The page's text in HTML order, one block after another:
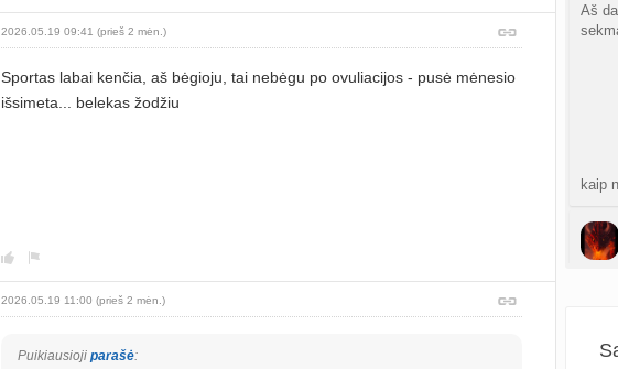
2026.05.19 09:41 (prieš 2 mėn.)
Sportas labai kenčia, aš bėgioju, tai nebėgu po ovuliacijos - pusė mėnesio
išsimeta... belekas žodžiu
2026.05.19 11:00 (prieš 2 mėn.)
Puikiausioji parašė:
Aš
kaip